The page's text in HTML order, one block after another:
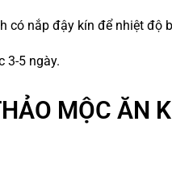
có nắp đậy kín để nhiệt độ
3-5 ngày.
MỘC ĂN